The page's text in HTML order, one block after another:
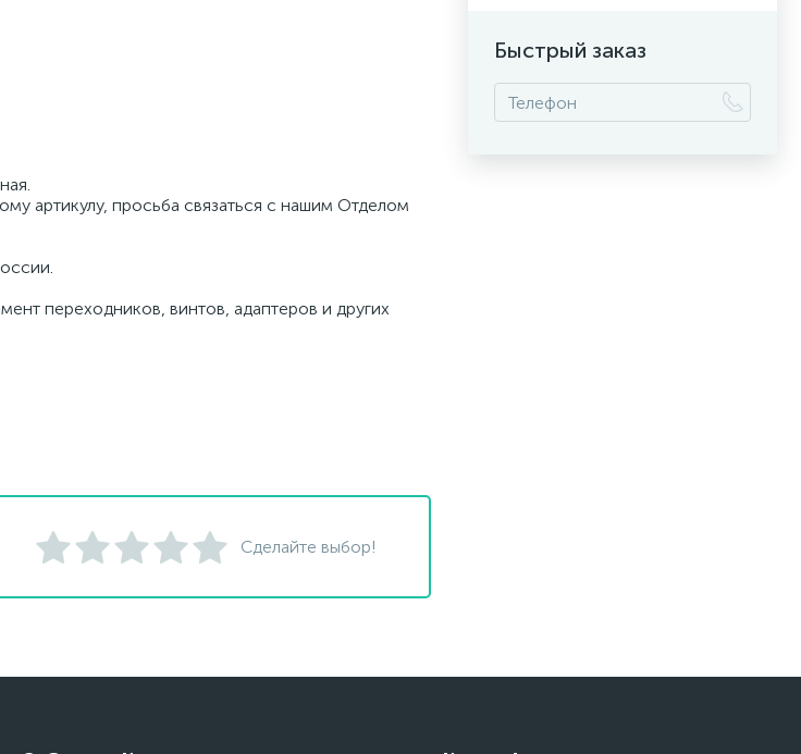
артикулу, просьба связаться с нашим Отделом
переходников, винтов, адаптеров и других
Быстрый заказ
Сделайте выбор!